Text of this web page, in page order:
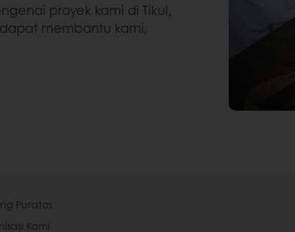
proyek kami di Tikul,
membantu kami,
Puratos
Kami